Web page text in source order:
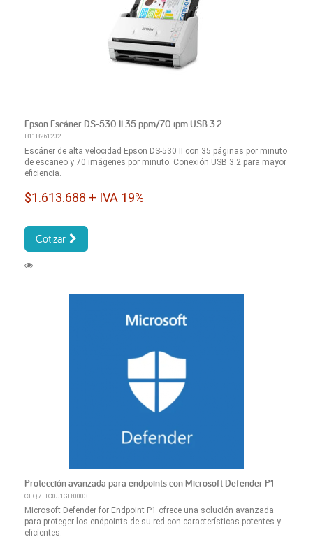
Epson Escáner DS-530 II 35 ppm/70 ipm USB 3.2
B11B261202
Escáner de alta velocidad Epson DS-530 II con 35 páginas por minuto
de escaneo y 70 imágenes por minuto. Conexión USB 3.2 para mayor
eficiencia.
$1.613.688 + IVA 19%
Cotizar
Protección avanzada para endpoints con Microsoft Defender P1
CFQ7TTC0J1GB:0003
Microsoft Defender for Endpoint P1 ofrece una solución avanzada
para proteger los endpoints de su red con características potentes y
eficientes.